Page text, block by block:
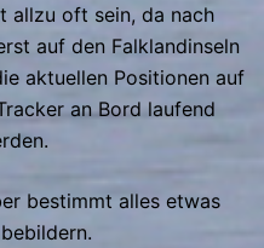
allzu oft sein, da nach
auf den Falklandinseln
aktuellen Positionen auf
an Bord laufend
bestimmt alles etwas